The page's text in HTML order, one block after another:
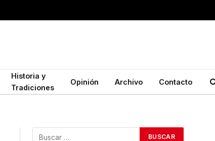
Historia y
Tradiciones
Opinión Archivo Contacto